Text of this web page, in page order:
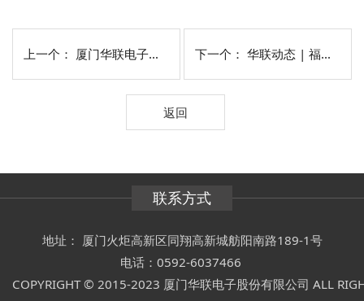
上一个： 厦门华联电子关于冲突矿物的声明 下一个： 华联动态 | 福建日报专访报道：将发展“控制器”牢牢握在自己手中
返回
联系方式
地址： 厦门火炬高新区同翔高新城舫阳南路189-1号
电话：0592-6037466
COPYRIGHT © 2015-2023 厦门华联电子股份有限公司 ALL